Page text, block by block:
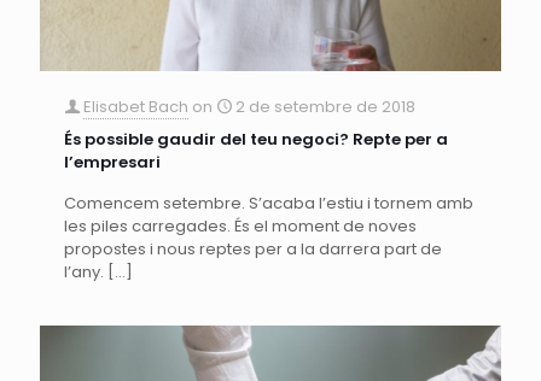
Elisabet Bach on
2 de setembre de 2018
És possible gaudir del teu negoci? Repte per a
l’empresari
Comencem setembre. S’acaba l’estiu i tornem amb
les piles carregades. És el moment de noves
propostes i nous reptes per a la darrera part de
l’any. […]